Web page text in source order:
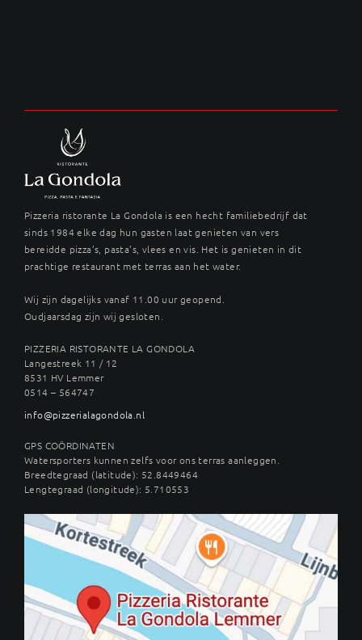
Pizzeria ristorante La Gondola is een hecht familiebedrijf dat
sinds 1984 elke dag hun gasten laat genieten van vers
bereidde pizza’s, pasta’s, vlees en vis. Het is genieten in dit
prachtige restaurant met terras aan het water.
Wij zijn dagelijks vanaf 11.00 uur geopend.
Oudjaarsdag zijn wij gesloten.
PIZZERIA RISTORANTE LA GONDOLA
Langestreek 11 / 12
8531 HV Lemmer
0514 – 564747
info@pizzerialagondola.nl
GPS COÖRDINATEN
Watersporters kunnen zelfs voor ons terras aanleggen.
Breedtegraad (latitude): 52.8449464
Lengtegraad (longitude): 5.710553